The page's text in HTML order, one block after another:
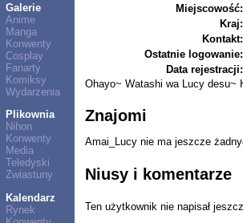
Galerie
Anime
Manga
Konwenty
Cosplay
Fanarty
Komiksy
Wydarzenia
Plikownia
Nihon
Konwenty
Media
Teledyski
Zwiastuny
Kalendarz
Rynek
Miejscowość:
Kraj:
Kontakt:
Ostatnie logowanie:
Data rejestracji:
Ohayo~ Watashi wa Lucy desu~
Znajomi
Amai_Lucy nie ma jeszcze
Niusy i komentarze
Ten użytkownik nie napisał